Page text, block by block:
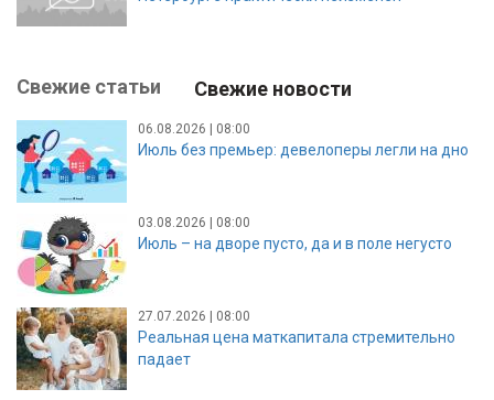
Свежие статьи Свежие новости
06.08.2026 | 08:00
Июль без премьер: девелоперы легли на дно
03.08.2026 | 08:00
Июль – на дворе пусто, да и в поле негусто
27.07.2026 | 08:00
Реальная цена маткапитала стремительно
падает